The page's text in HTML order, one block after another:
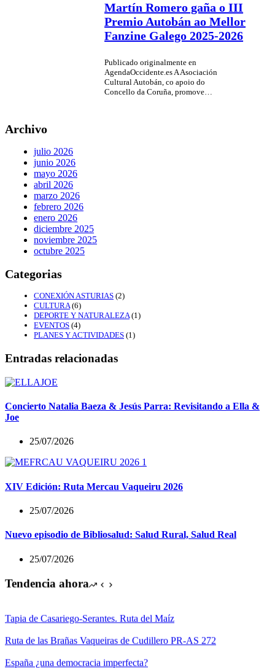
Martín Romero gaña o III
Premio Autobán ao Mellor
Fanzine Galego 2025-2026
Publicado originalmente en
AgendaOccidente.es A Asociación
Cultural Autobán, co apoio do
Concello da Coruña, promove…
Archivo
julio 2026
junio 2026
mayo 2026
abril 2026
marzo 2026
febrero 2026
enero 2026
diciembre 2025
noviembre 2025
octubre 2025
Categorias
CONEXIÓN ASTURIAS (2)
CULTURA(6)
DEPORTE Y NATURALEZA(1)
EVENTOS (4)
PLANES Y ACTIVIDADES (1)
Entradas relacionadas
Concierto Natalia Baeza & Jesús Parra: Revisitando a Ella &
Joe
25/07/2026
XIV Edición: Ruta Mercau Vaqueiru 2026
25/07/2026
Nuevo episodio de Bibliosalud: Salud Rural, Salud Real
25/07/2026
Tendencia ahora
Tapia de Casariego-Serantes. Ruta del Maíz
Ruta de las Brañas Vaqueiras de Cudillero PR-AS 272
España ¿una democracia imperfecta?